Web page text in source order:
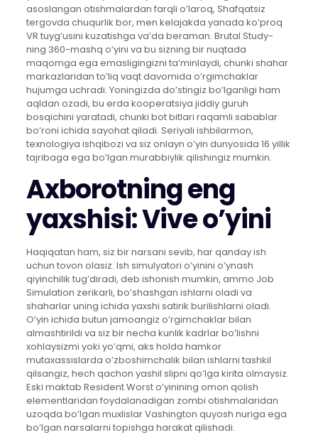
asoslangan otishmalardan farqli o’laroq, Shafqatsiz
tergovda chuqurlik bor, men kelajakda yanada ko’proq
VR tuyg’usini kuzatishga va’da beraman. Brutal Study-
ning 360-mashq o’yini va bu sizning bir nuqtada
maqomga ega emasligingizni ta’minlaydi, chunki shahar
markazlaridan to’liq vaqt davomida o’rgimchaklar
hujumga uchradi. Yoningizda do’stingiz bo’lganligi ham
aqldan ozadi, bu erda kooperatsiya jiddiy guruh
bosqichini yaratadi, chunki bot bitlari raqamli sabablar
bo’roni ichida sayohat qiladi. Seriyali ishbilarmon,
texnologiya ishqibozi va siz onlayn o’yin dunyosida 16 yillik
tajribaga ega bo’lgan murabbiylik qilishingiz mumkin.
Axborotning eng
yaxshisi: Vive o’yini
Haqiqatan ham, siz bir narsani sevib, har qanday ish
uchun tovon olasiz. Ish simulyatori o’yinini o’ynash
qiyinchilik tug’diradi, deb ishonish mumkin, ammo Job
Simulation zerikarli, bo’shashgan ishlarni oladi va
shaharlar uning ichida yaxshi satirik burilishlarni oladi.
O’yin ichida butun jamoangiz o’rgimchaklar bilan
almashtirildi va siz bir necha kunlik kadrlar bo’lishni
xohlaysizmi yoki yo’qmi, aks holda hamkor
mutaxassislarda o’zboshimchalik bilan ishlarni tashkil
qilsangiz, hech qachon yashil slipni qo’lga kirita olmaysiz.
Eski maktab Resident Worst o’yinining omon qolish
elementlaridan foydalanadigan zombi otishmalaridan
uzoqda bo’lgan muxlislar Vashington quyosh nuriga ega
bo’lgan narsalarni topishga harakat qilishadi.